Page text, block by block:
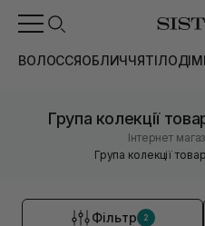
ВОЛОССЯОБЛИЧЧЯТІЛОДІМ
Група колекції
Інтернет
Група колекції
Фільтр 2